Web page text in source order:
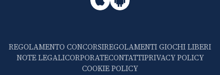
REGOLAMENTO CONCORSIREGOLAMENTI GIOCHI LIBERI
NOTE LEGALICORPORATECONTATTIPRIVACY POLICY
COOKIE POLICY